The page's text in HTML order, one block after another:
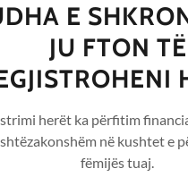
REVISTA
ME
ARSIMI /
E
JU FTON TË
herët ka përfitim
në kushtet e
fëmijës tuaj.